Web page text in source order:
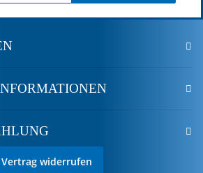
Vertrag widerrufen